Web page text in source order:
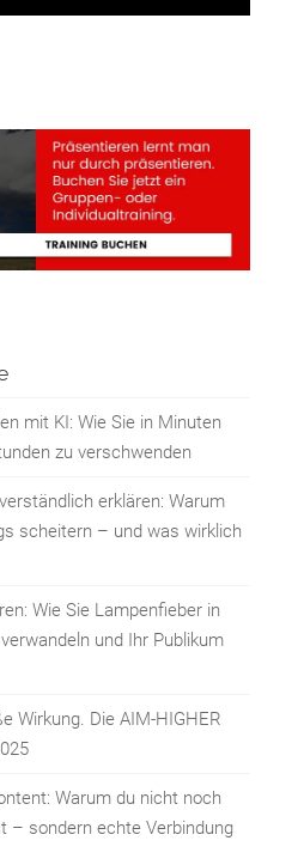
mit KI: Wie Sie in Minuten
zu verschwenden
erklären: Warum
scheitern – und was wirklich
Wie Sie Lampenfieber in
und Ihr Publikum
Wirkung. Die AIM-HIGHER
Warum du nicht noch
– sondern echte Verbindung